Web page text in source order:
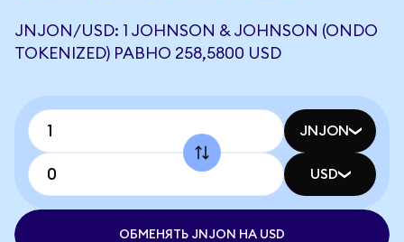
JNJON/USD: 1 JOHNSON & JOHNSON (ONDO
TOKENIZED) РАВНО 258,5800 USD
JNJON
USD
ОБМЕНЯТЬ JNJON НА USD